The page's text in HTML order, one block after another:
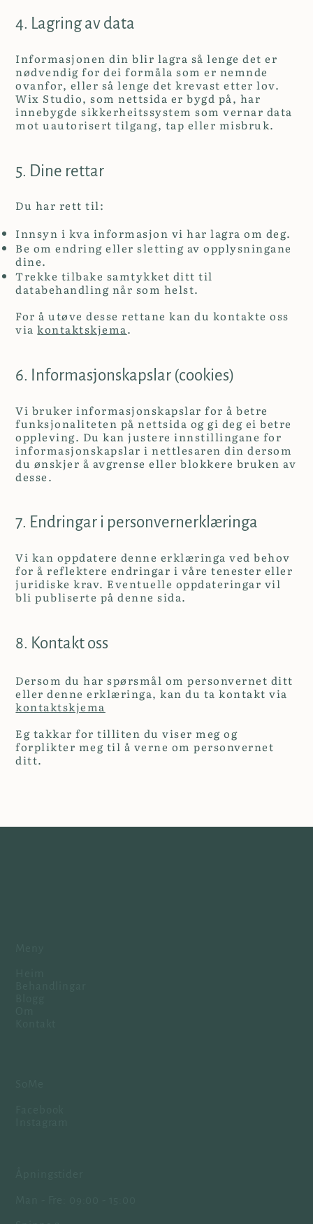
4. Lagring av data
Informasjonen din blir lagra så lenge det er
nødvendig for dei formåla som er nemnde
ovanfor, eller så lenge det krevast etter lov.
Wix Studio, som nettsida er bygd på, har
innebygde sikkerheitssystem som vernar data
mot uautorisert tilgang, tap eller misbruk.
5. Dine rettar
Du har rett til:
Innsyn i kva informasjon vi har lagra om deg.
Be om endring eller sletting av opplysningane
dine.
Trekke tilbake samtykket ditt til
databehandling når som helst.
For å utøve desse rettane kan du kontakte oss
viakontaktskjema.
6. Informasjonskapslar (cookies)
Vi bruker informasjonskapslar for å betre
funksjonaliteten på nettsida og gi deg ei betre
oppleving. Du kan justere innstillingane for
informasjonskapslar i nettlesaren din dersom
du ønskjer å avgrense eller blokkere bruken av
desse.
7. Endringar i personvernerklæringa
Vi kan oppdatere denne erklæringa ved behov
for å reflektere endringar i våre tenester eller
juridiske krav. Eventuelle oppdateringar vil
bli publiserte på denne sida.
8. Kontakt oss
Dersom du har spørsmål om personvernet ditt
eller denne erklæringa, kan du ta kontakt via
kontaktskjema
Eg takkar for tilliten du viser meg og
forplikter meg til å verne om personvernet
ditt.